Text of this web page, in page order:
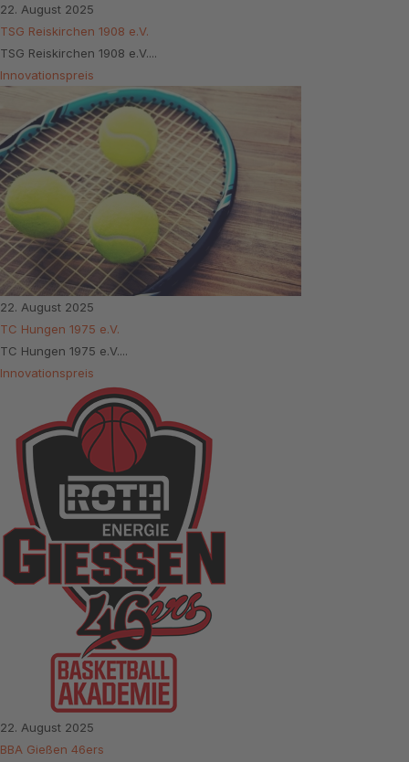
22. August 2025
TSG Reiskirchen 1908 e.V.
TSG Reiskirchen 1908 e.V....
Innovationspreis
22. August 2025
TC Hungen 1975 e.V.
TC Hungen 1975 e.V....
Innovationspreis
22. August 2025
BBA Gießen 46ers